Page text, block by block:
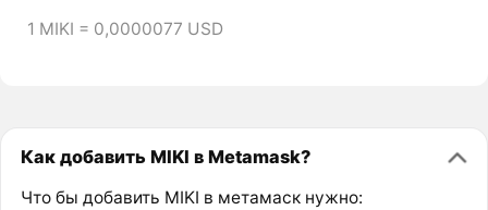
1 MIKI = 0,0000077 USD
Как добавить MIKI в Metamask?
Что бы добавить MIKI в метамаск нужно: